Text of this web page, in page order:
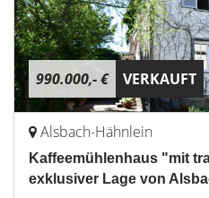
990.000,- € VERKAUFT
Alsbach-Hähnlein
Kaffeemühlenhaus "mit
exklusiver Lage von